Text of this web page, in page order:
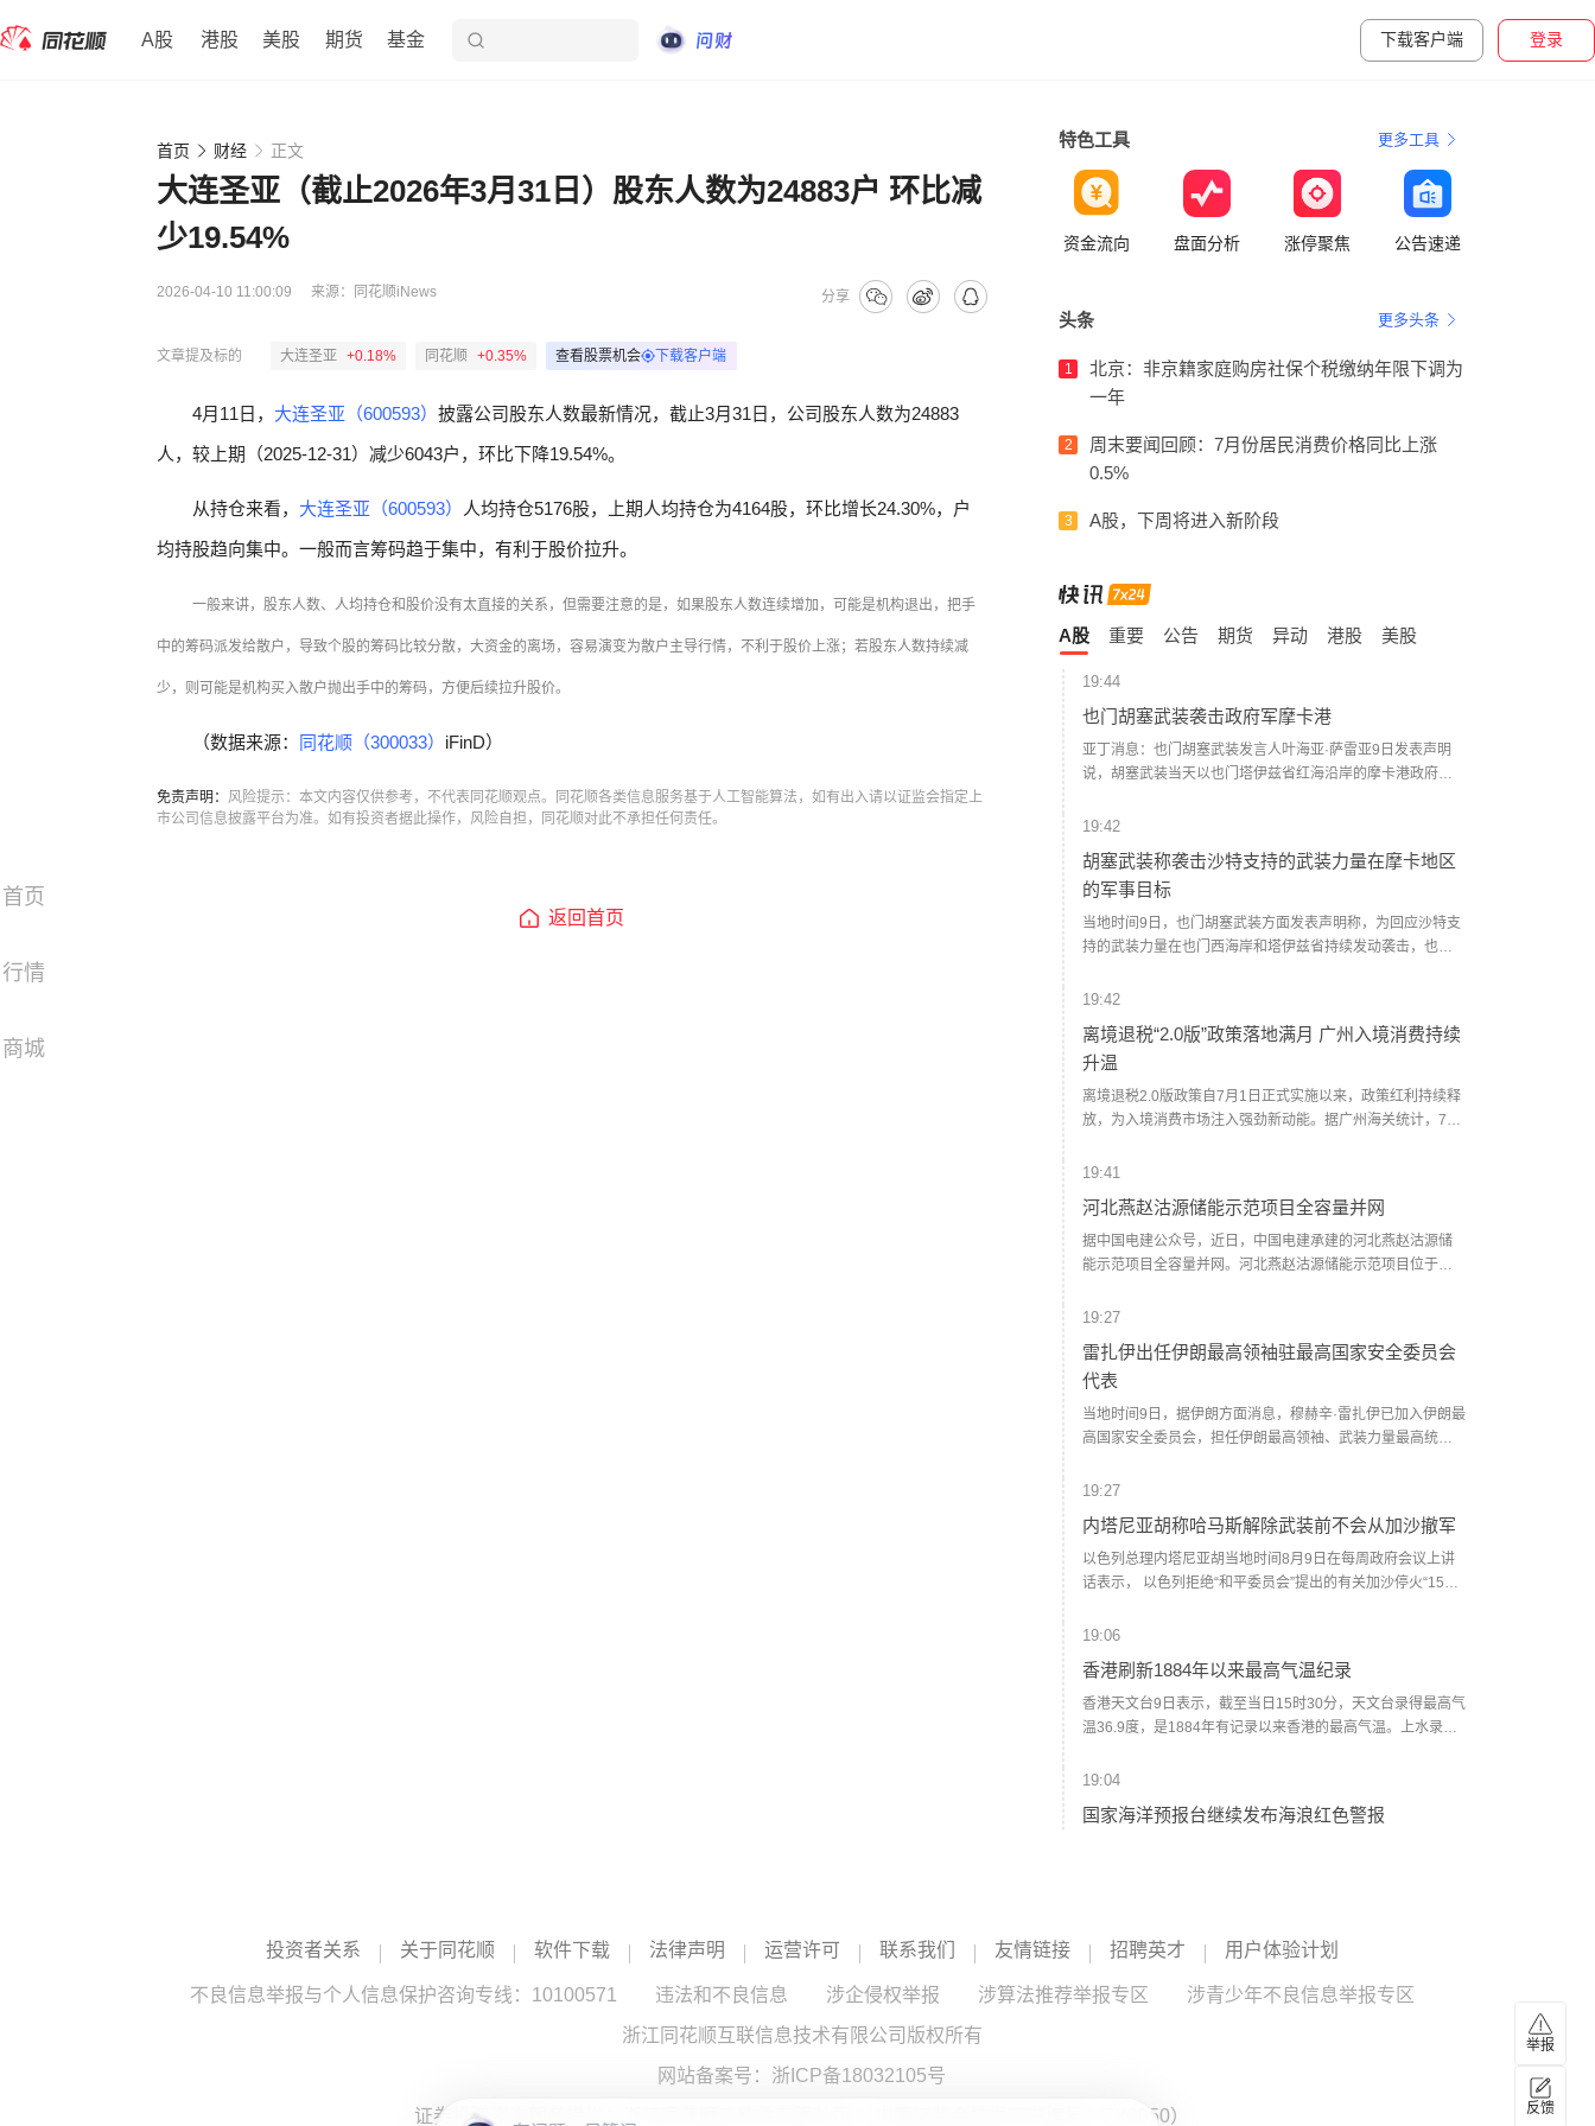
A股 港股 美股 期货 基金 下载客户端 登录
首页
行情
商城
首页 财经 正文
大连圣亚（截止2026年3月31日）股东人数为24883户 环比减
少19.54%
2026-04-10 11:00:09 来源： 同花顺iNews 分享
文章提及标的 大连圣亚 +0.18% 同花顺 +0.35% 查看股票机会 下载客户端
4月11日， 大连圣亚（600593） 披露公司股东人数最新情况，截止3月31日，公司股东人数为24883
人，较上期（2025-12-31）减少6043户，环比下降19.54%。
从持仓来看， 大连圣亚（600593）
人均持仓5176股，上期人均持仓为4164股，环比增长24.30%，户
均持股趋向集中。一般而言筹码趋于集中，有利于股价拉升。
一般来讲，股东人数、人均持仓和股价没有太直接的关系，但需要注意的是，如果股东人数连续增加，可能是机构退出，把手
中的筹码派发给散户，导致个股的筹码比较分散，大资金的离场，容易演变为散户主导行情，不利于股价上涨；若股东人数持续减
少，则可能是机构买入散户抛出手中的筹码，方便后续拉升股价。
（数据来源： 同花顺（300033） iFinD）
免责声明： 风险提示：本文内容仅供参考，不代表同花顺观点。同花顺各类信息服务基于人工智能算法，如有出入请以证监会指定上
市公司信息披露平台为准。如有投资者据此操作，风险自担，同花顺对此不承担任何责任。
返回首页
特色工具 更多工具
资金流向 盘面分析 涨停聚焦 公告速递
头条 更多头条
1
北京：非京籍家庭购房社保个税缴纳年限下调为
一年
2
周末要闻回顾：7月份居民消费价格同比上涨
0.5%
3 A股，下周将进入新阶段
A股 重要 公告 期货 异动 港股 美股
19:44
也门胡塞武装袭击政府军摩卡港
亚丁消息：也门胡塞武装发言人叶海亚·萨雷亚9日发表声明
说，胡塞武装当天以也门塔伊兹省红海沿岸的摩卡港政府军
大规模攻击。 据也门政府媒体9日援引摩卡港负责人阿卜杜勒
空部队在摩卡上空拦截了胡塞武装的无人机。 社交媒体上流
传的视频画面显示，遭袭现场浓烟滚滚。 一名摩卡当地官员
告诉新华社记者，该港口遭到弹道导弹和无人机的猛烈攻
击，港口设施被严重破坏。一些港口工作人员被困，但尚未
19:42
胡塞武装称袭击沙特支持的武装力量在摩卡地区
的军事目标
当地时间9日，也门胡塞武装方面发表声明称，为回应沙特支
持的武装力量在也门西海岸和塔伊兹省持续发动袭击，也门
和武器库发动了一次“大规模、高强度”军事行动。声明称，此
装力量在摩卡地区的军事集结人员及武器仓库。声明称，袭
击“命中准确”，造成相关武器装备大范围损毁，并导致数十人
死伤，其中包括沙特人员。声明还称，也门胡塞武装将继续
监视和跟踪沙特支持的武装力量的军事调动和人员集结，并
19:42
离境退税“2.0版”政策落地满月 广州入境消费持续
升温
离境退税2.0版政策自7月1日正式实施以来，政策红利持续释
放，为入境消费市场注入强劲新动能。据广州海关统计，7月
请单约1.9万份，申请单金额约1亿元，同比分别增长约5倍、
外旅客离境退税申请单超8.9万份，申请单金额超4.86亿元，
同比分别增长7.5倍、1.4倍。(人民财讯)
19:41
河北燕赵沽源储能示范项目全容量并网
据中国电建公众号，近日，中国电建承建的河北燕赵沽源储
能示范项目全容量并网。河北燕赵沽源储能示范项目位于张
酸铁锂储能系统，共安装48组6.25兆瓦/12.5兆瓦时储能单
(人民财讯)
19:27
雷扎伊出任伊朗最高领袖驻最高国家安全委员会
代表
当地时间9日，据伊朗方面消息，穆赫辛·雷扎伊已加入伊朗最
高国家安全委员会，担任伊朗最高领袖、武装力量最高统帅
19:27
内塔尼亚胡称哈马斯解除武装前不会从加沙撤军
以色列总理内塔尼亚胡当地时间8月9日在每周政府会议上讲
话表示， 以色列拒绝“和平委员会”提出的有关加沙停火“15点
前，以军不会从加沙地带撤退，并强调在其任内绝不允许建
19:06
香港刷新1884年以来最高气温纪录
香港天文台9日表示，截至当日15时30分，天文台录得最高气
温36.9度，是1884年有记录以来香港的最高气温。上水录得
内录得的最高纪录。天文台表示，台风“白海豚”的外围下沉气
续极端酷热，部分地区气温达37度或以上。（央视新闻）
19:04
国家海洋预报台继续发布海浪红色警报
海浪预警级别为红色，上海、福建北部近岸海域将出现3到5
米的大浪到巨浪，该近岸海域海浪预警级别为橙色，江苏南
部近岸海域将出现3到4米的大浪到巨浪，福建南部近岸海域
伊朗最高领袖与总统会谈
据伊朗塔斯尼姆通讯社今天（8月9日）报道，伊朗总统佩泽
与使用管理等问题。双方还就伊朗与外国开展经济合作等议
伊朗陆军司令：将对任何敌对行动作出坚决回应
投资者关系 关于同花顺 软件下载 法律声明 运营许可 联系我们 友情链接 招聘英才 用户体验计划
不良信息举报与个人信息保护咨询专线：10100571 违法和不良信息 涉企侵权举报 涉算法推荐举报专区
涉青少年不良信息举报专区
浙江同花顺互联信息技术有限公司版权所有
网站备案号： 浙ICP备18032105号
证券投资咨询服务提供：浙江同花顺云软件有限公司 （中国证监会核发证书编号：ZX0050）
举报
反馈